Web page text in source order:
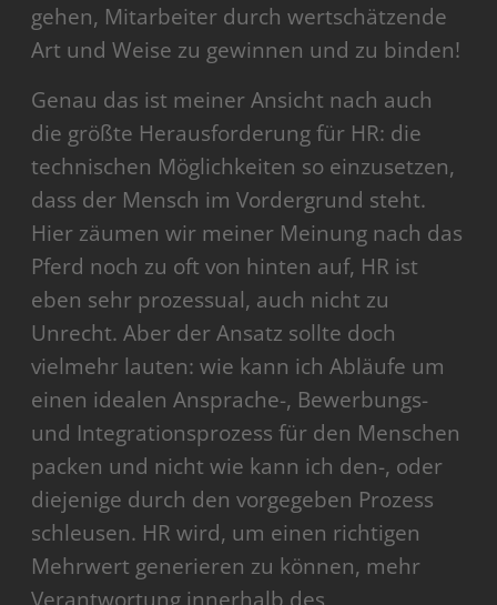
gehen, Mitarbeiter durch wertschätzende
Art und Weise zu gewinnen und zu binden!
Genau das ist meiner Ansicht nach auch
die größte Herausforderung für HR: die
technischen Möglichkeiten so einzusetzen,
dass der Mensch im Vordergrund steht.
Hier zäumen wir meiner Meinung nach das
Pferd noch zu oft von hinten auf, HR ist
eben sehr prozessual, auch nicht zu
Unrecht. Aber der Ansatz sollte doch
vielmehr lauten: wie kann ich Abläufe um
einen idealen Ansprache-, Bewerbungs-
und Integrationsprozess für den Menschen
packen und nicht wie kann ich den-, oder
diejenige durch den vorgegeben Prozess
schleusen. HR wird, um einen richtigen
Mehrwert generieren zu können, mehr